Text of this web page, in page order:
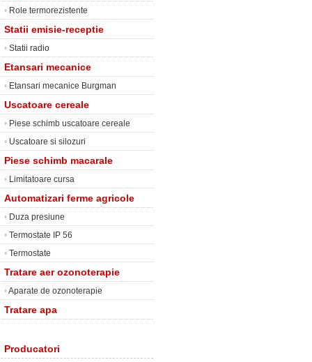
• Role termorezistente
Statii emisie-receptie
• Statii radio
Etansari mecanice
• Etansari mecanice Burgman
Uscatoare cereale
• Piese schimb uscatoare cereale
• Uscatoare si silozuri
Piese schimb macarale
• Limitatoare cursa
Automatizari ferme agricole
• Duza presiune
• Termostate IP 56
• Termostate
Tratare aer ozonoterapie
•Aparate de ozonoterapie
Tratare apa
Producatori